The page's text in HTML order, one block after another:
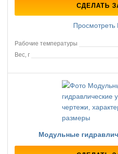
СДЕЛАТЬ
Просмотреть
Рабочие температуры
Вес, г
Модульные